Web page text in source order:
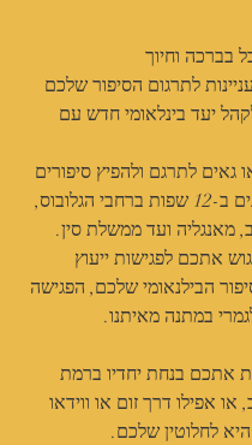
בברכה וחיוך﻿
לתרגום הסיפור שלכם
יעד בינלאומי חדש עם
גאים לתרגם ולהפיץ סיפורים
של אנשים מגוונים ב-12 שפות ברחבי הגלובוס,
מאנגליה ועד ממשלת סין.
אתכם לפגישות ייעוץ
הבילנאומי שלכם, הפגישה
במתנה מאיתנו.
אתכם בנחת יחדיו ברמת
או אפילו דרך זום או ווידאו
לחלוטין שלכם.